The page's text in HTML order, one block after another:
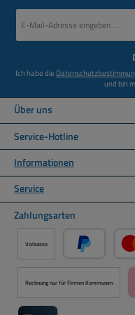
Mail-
Ich habe die
und bin
Über uns
Service-Hotline
Informationen
Service
Zahlungsarten
Vorkasse
PayPal
Rechnung nur für Firmen Kommunen